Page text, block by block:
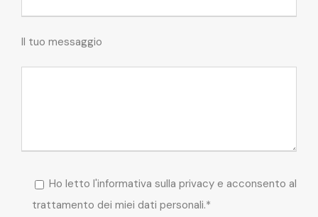
Il tuo messaggio
Ho letto l'informativa sulla privacy e acconsento al
trattamento dei miei dati personali.*